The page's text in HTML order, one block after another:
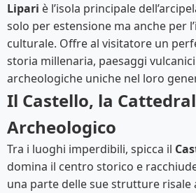
Lipari è l’isola principale
solo per estensione ma anche per
culturale. Offre al visitatore un
storia millenaria, paesaggi
archeologiche uniche nel loro
Il Castello, la
Archeologico
Tra i luoghi imperdibili, spicca il
domina il centro storico e
una parte delle sue strutture risale